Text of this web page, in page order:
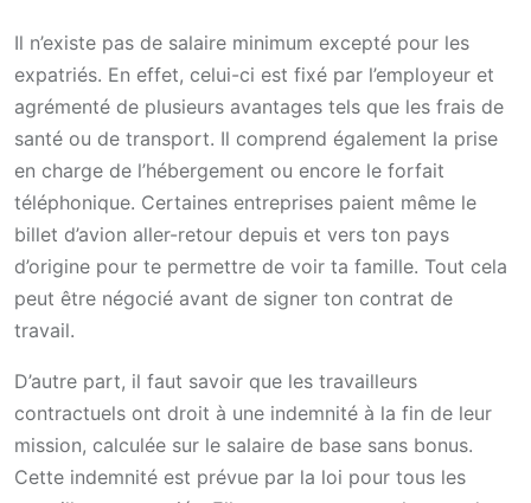
Il n’existe pas de salaire minimum excepté pour les
expatriés. En effet, celui-ci est fixé par l’employeur et
agrémenté de plusieurs avantages tels que les frais de
santé ou de transport. Il comprend également la prise
en charge de l’hébergement ou encore le forfait
téléphonique. Certaines entreprises paient même le
billet d’avion aller-retour depuis et vers ton pays
d’origine pour te permettre de voir ta famille. Tout cela
peut être négocié avant de signer ton contrat de
travail.
D’autre part, il faut savoir que les travailleurs
contractuels ont droit à une indemnité à la fin de leur
mission, calculée sur le salaire de base sans bonus.
Cette indemnité est prévue par la loi pour tous les